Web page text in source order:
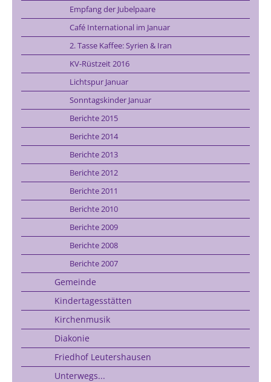
Empfang der Jubelpaare
Café International im Januar
2. Tasse Kaffee: Syrien & Iran
KV-Rüstzeit 2016
Lichtspur Januar
Sonntagskinder Januar
Berichte 2015
Berichte 2014
Berichte 2013
Berichte 2012
Berichte 2011
Berichte 2010
Berichte 2009
Berichte 2008
Berichte 2007
Gemeinde
Kindertagesstätten
Kirchenmusik
Diakonie
Friedhof Leutershausen
Unterwegs...